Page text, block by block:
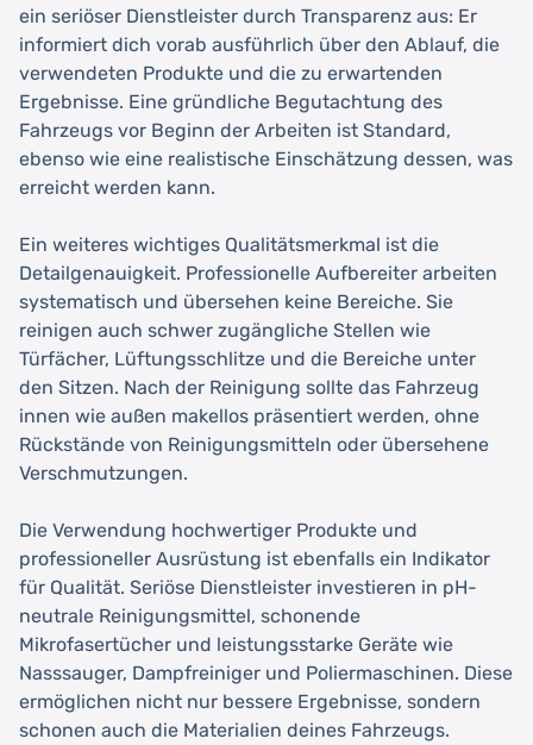
ein seriöser Dienstleister durch Transparenz aus: Er
informiert dich vorab ausführlich über den Ablauf, die
verwendeten Produkte und die zu erwartenden
Ergebnisse. Eine gründliche Begutachtung des
Fahrzeugs vor Beginn der Arbeiten ist Standard,
ebenso wie eine realistische Einschätzung dessen, was
erreicht werden kann.
Ein weiteres wichtiges Qualitätsmerkmal ist die
Detailgenauigkeit. Professionelle Aufbereiter arbeiten
systematisch und übersehen keine Bereiche. Sie
reinigen auch schwer zugängliche Stellen wie
Türfächer, Lüftungsschlitze und die Bereiche unter
den Sitzen. Nach der Reinigung sollte das Fahrzeug
innen wie außen makellos präsentiert werden, ohne
Rückstände von Reinigungsmitteln oder übersehene
Verschmutzungen.
Die Verwendung hochwertiger Produkte und
professioneller Ausrüstung ist ebenfalls ein Indikator
für Qualität. Seriöse Dienstleister investieren in pH-
neutrale Reinigungsmittel, schonende
Mikrofasertücher und leistungsstarke Geräte wie
Nasssauger, Dampfreiniger und Poliermaschinen. Diese
ermöglichen nicht nur bessere Ergebnisse, sondern
schonen auch die Materialien deines Fahrzeugs.